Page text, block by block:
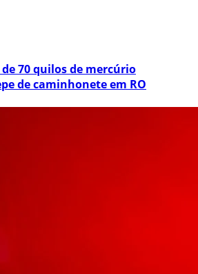
70 quilos de mercúrio
de caminhonete em RO